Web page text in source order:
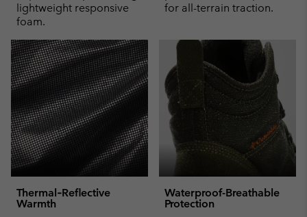
lightweight responsive
foam.
for all-terrain traction.
Thermal‑Reflective
Warmth
Waterproof-Breathable
Protection